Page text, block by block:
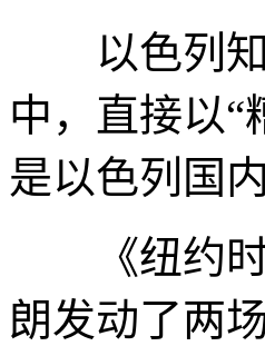
以色列知
中，直接以“
是以色列国
《纽约时
朗发动了两